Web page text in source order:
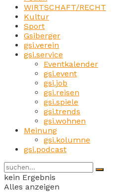
WIRTSCHAFT/RECHT
Kultur
Sport
Gsiberger
gsi.verein
gsi.service
Eventkalender
gsi.event
gsi.job
gsi.reisen
gsi.spiele
gsi.trends
gsi.wohnen
Meinung
gsi.kolumne
gsi.podcast
kein Ergebnis
Alles anzeigen